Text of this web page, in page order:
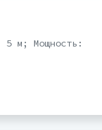
м; Мощность: